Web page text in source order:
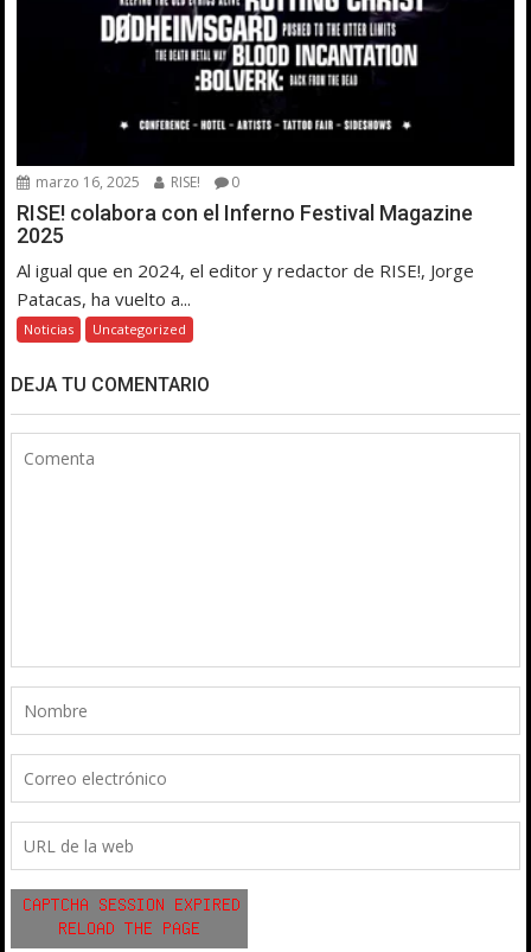
marzo 16, 2025 RISE! 0
RISE! colabora con el Inferno Festival Magazine
2025
Al igual que en 2024, el editor y redactor de RISE!, Jorge
Patacas, ha vuelto a...
Noticias Uncategorized
DEJA TU COMENTARIO